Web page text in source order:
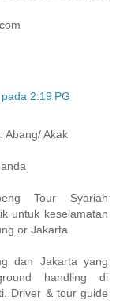
2:19 PG
Abang/ Akak
Tour Syariah
untuk keselamatan
or Jakarta
dan Jakarta yang
handling di
Driver & tour guide